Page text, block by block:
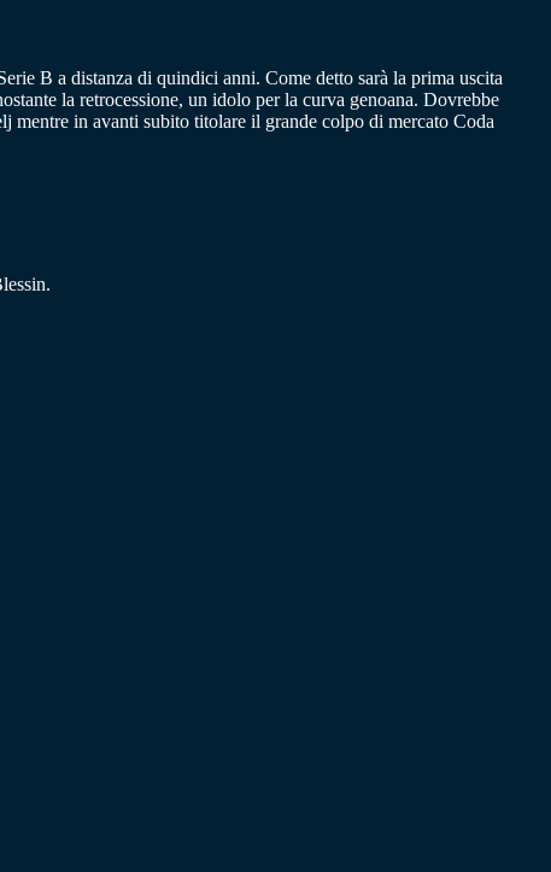
B a distanza di quindici anni. Come detto sarà la prima uscita
la retrocessione, un idolo per la curva genoana. Dovrebbe
mentre in avanti subito titolare il grande colpo di mercato Coda